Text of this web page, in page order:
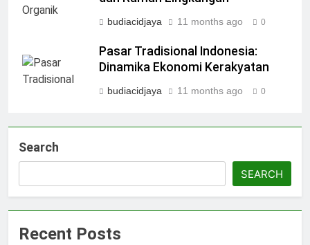
budiacidjaya 11 months ago 0
Pasar Tradisional Indonesia:
Dinamika Ekonomi Kerakyatan
budiacidjaya 11 months ago 0
Search
SEARCH
Recent Posts